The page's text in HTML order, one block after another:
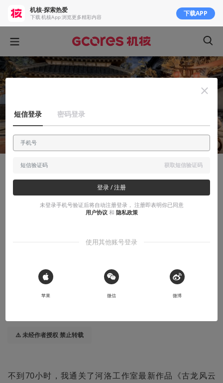
一场晚宴引发的杂想——写给《古龙风云
本文系用户投稿，不代表机核网观点
⚠️ 未经作者授权 禁止转载
不到70小时，我通关了河洛工作室最新作品《古龙风云
机核-探索热爱
下载 机核App 浏览更多精彩内容 下载APP
短信登录 密码登录
获取短信验证码
登录 / 注册
未登录手机号验证后将自动注册登录， 注册即表明你已同意
用户协议 和 隐私政策
使用其他账号登录
 Sign in with Apple
苹果 微信 微博